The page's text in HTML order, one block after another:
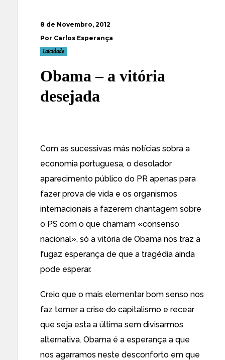
8 de Novembro, 2012
Por Carlos Esperança
Laicidade
Obama – a vitória
desejada
Com as sucessivas más notícias sobra a
economia portuguesa, o desolador
aparecimento público do PR apenas para
fazer prova de vida e os organismos
internacionais a fazerem chantagem sobre
o PS com o que chamam «consenso
nacional», só a vitória de Obama nos traz a
fugaz esperança de que a tragédia ainda
pode esperar.
Creio que o mais elementar bom senso nos
faz temer a crise do capitalismo e recear
que seja esta a última sem divisarmos
alternativa. Obama é a esperança a que
nos agarramos neste desconforto em que